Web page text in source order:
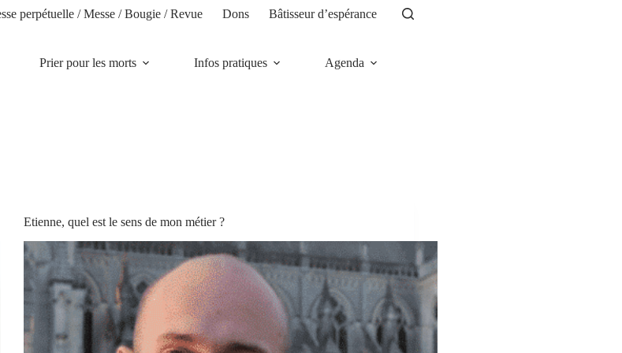
perpétuelle / Messe / Bougie / Revue Dons Bâtisseur d’espérance
Prier pour les morts Infos pratiques Agenda
Etienne, quel est le sens de mon métier ?